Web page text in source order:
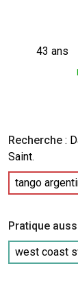
43 ans
Recherche :
Saint.
tango
Pratique
west coast